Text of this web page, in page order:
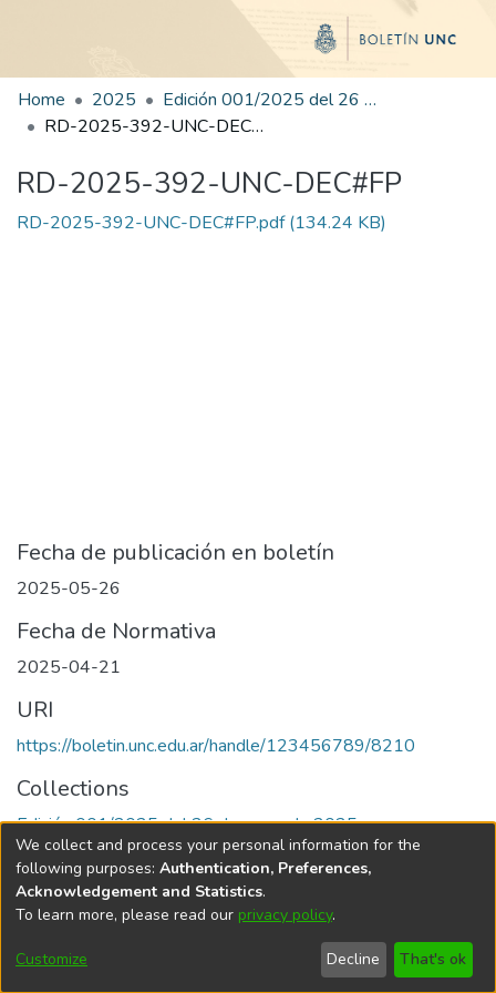
Home 2025
Edición 001/2025 del 26 de mayo de 2025
RD-2025-392-UNC-DEC#FP
RD-2025-392-UNC-DEC#FP
RD-2025-392-UNC-DEC#FP.pdf(134.24 KB)
Fecha de publicación en boletín
2025-05-26
Fecha de Normativa
2025-04-21
URI
https://boletin.unc.edu.ar/handle/123456789/8210
Collections
Edición 001/2025 del 26 de mayo de 2025
Universidad Nacional de Córdoba
We collect and process your personal information for the
following purposes: Authentication, Preferences,
Acknowledgement and Statistics.
To learn more, please read our privacy policy.
Customize Decline That's ok